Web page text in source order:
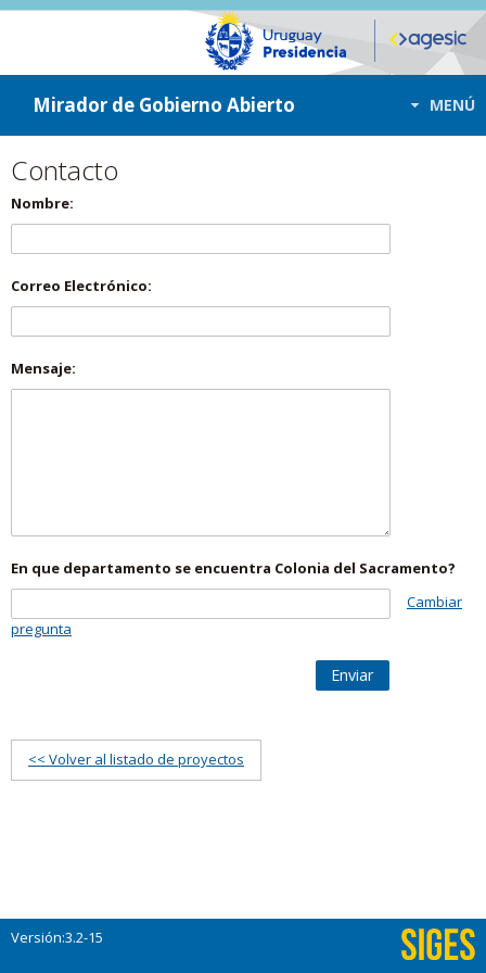
ir a contenido
ir al menú
Mirador de Gobierno Abierto MENÚ
Contacto
Nombre:
Correo Electrónico:
Mensaje:
En que departamento se encuentra Colonia del Sacramento?
Cambiar
pregunta
Enviar
<< Volver al listado de proyectos
Versión:3.2-15